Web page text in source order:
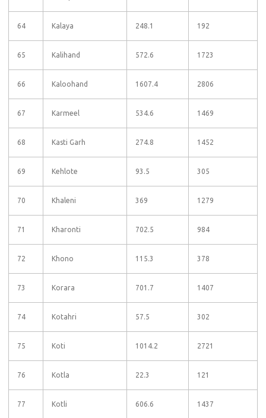
64 Kalaya 248.1 192
65 Kalihand 572.6 1723
66 Kaloohand 1607.4 2806
67 Karmeel 534.6 1469
68 Kasti Garh 274.8 1452
69 Kehlote 93.5 305
70 Khaleni 369 1279
71 Kharonti 702.5 984
72 Khono 115.3 378
73 Korara 701.7 1407
74 Kotahri 57.5 302
75 Koti 1014.2 2721
76 Kotla 22.3 121
77 Kotli 606.6 1437